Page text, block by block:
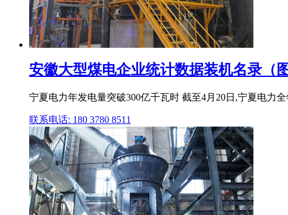
安徽大型煤电企业统计数据装机名录（
宁夏电力年发电量突破300亿千瓦时 截至4月20日,宁夏电力
联系电话: 180 3780 8511